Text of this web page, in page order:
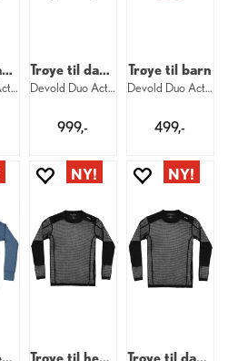
Trøye til dame
Devold Duo Active Merino Shirt W 427
Trøye til dame
Devold Duo Active Merino Zip W 427
999,-
Trøye til barn
Devold Duo Active Merino Shirt Jr 744
499,-